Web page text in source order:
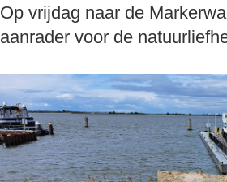
Op vrijdag naar de
aanrader voor de